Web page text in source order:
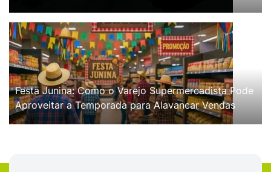
Festa Junina: Como o Varejo Supermercadista Pode
Aproveitar a Temporada para Alavancar Vendas